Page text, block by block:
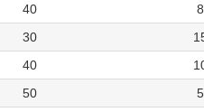
40
8
30
40
50
5